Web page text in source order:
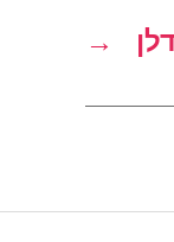
→